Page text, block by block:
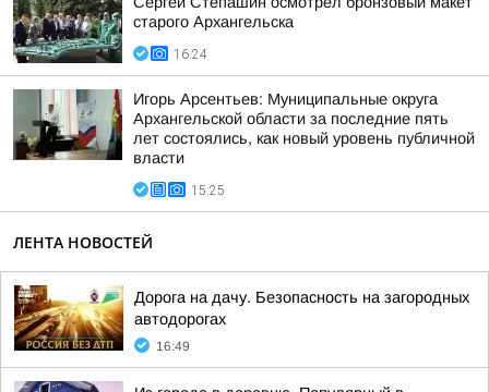
старого Архангельска
16:24
Игорь Арсентьев: Муниципальные округа
Архангельской области за последние пять
лет состоялись, как новый уровень публичной
власти
15:25
ЛЕНТА НОВОСТЕЙ
Дорога на дачу. Безопасность на загородных
автодорогах
16:49